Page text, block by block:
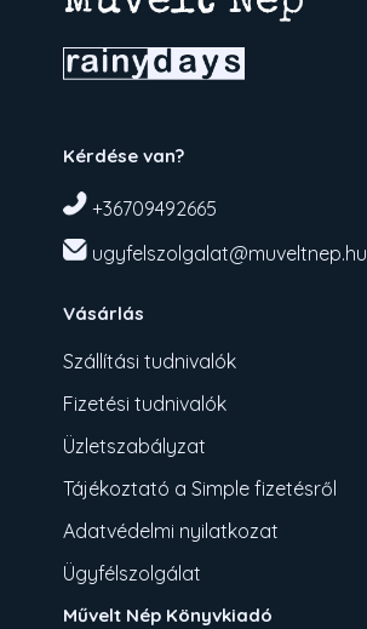
Kérdése van?
+36709492665
ugyfelszolgalat@muveltnep.hu
Vásárlás
Szállítási tudnivalók
Fizetési tudnivalók
Üzletszabályzat
Tájékoztató a Simple fizetésről
Adatvédelmi nyilatkozat
Ügyfélszolgálat
Művelt Nép Könyvkiadó